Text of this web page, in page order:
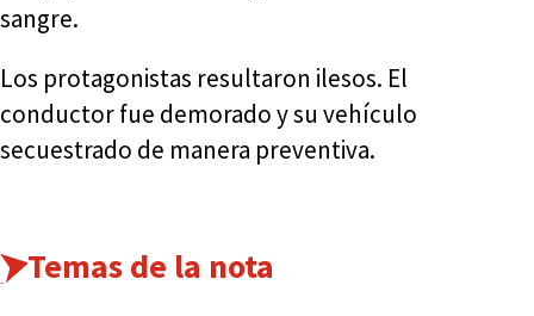
sangre.
Los protagonistas resultaron ilesos. El
conductor fue demorado y su vehículo
secuestrado de manera preventiva.
Temas de la nota